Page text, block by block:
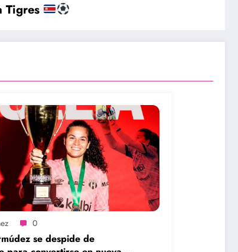
Tigres
0
se despide de